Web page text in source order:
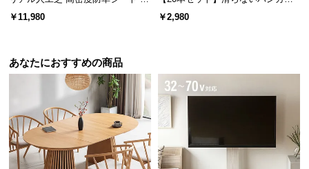
機能の損壊・部品の紛失など予期せぬトラブルに
も無償で対応。ご購入3ヶ月以内に不具合が発生し
50m
￥11,980
固定フック
￥2,980
あなたにおすすめの商品